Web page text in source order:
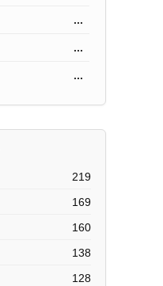
...
...
...
219
169
160
138
128